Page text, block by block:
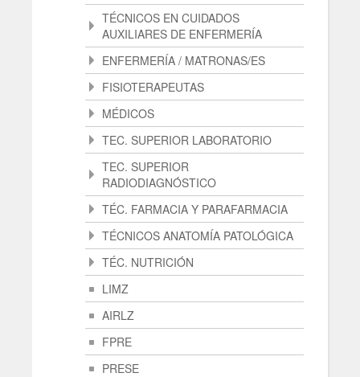
TÉCNICOS EN CUIDADOS
AUXILIARES DE ENFERMERÍA
ENFERMERÍA / MATRONAS/ES
FISIOTERAPEUTAS
MÉDICOS
TEC. SUPERIOR LABORATORIO
TEC. SUPERIOR
RADIODIAGNÓSTICO
TÉC. FARMACIA Y PARAFARMACIA
TÉCNICOS ANATOMÍA PATOLÓGICA
TÉC. NUTRICIÓN
LIMZ
AIRLZ
FPRE
PRESE